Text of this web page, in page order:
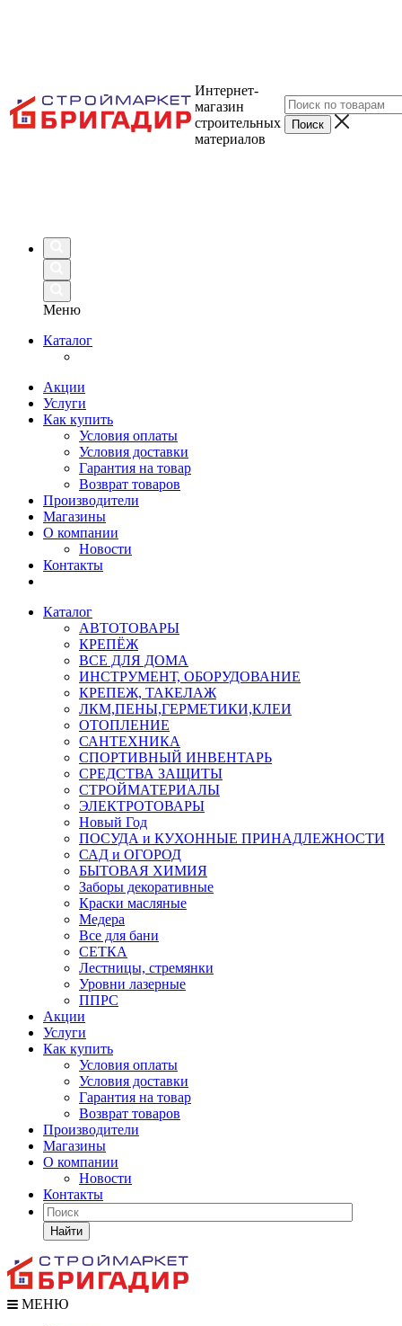
Интернет-
магазин
строительных
материалов
Меню
Каталог
Акции
Услуги
Как купить
Условия оплаты
Условия доставки
Гарантия на товар
Возврат товаров
Производители
Магазины
О компании
Новости
Контакты
Каталог
АВТОТОВАРЫ
КРЕПЁЖ
ВСЕ ДЛЯ ДОМА
ИНСТРУМЕНТ, ОБОРУДОВАНИЕ
КРЕПЕЖ, ТАКЕЛАЖ
ЛКМ,ПЕНЫ,ГЕРМЕТИКИ,КЛЕИ
ОТОПЛЕНИЕ
САНТЕХНИКА
СПОРТИВНЫЙ ИНВЕНТАРЬ
СРЕДСТВА ЗАЩИТЫ
СТРОЙМАТЕРИАЛЫ
ЭЛЕКТРОТОВАРЫ
Новый Год
ПОСУДА и КУХОННЫЕ ПРИНАДЛЕЖНОСТИ
САД и ОГОРОД
БЫТОВАЯ ХИМИЯ
Заборы декоративные
Краски масляные
Медера
Все для бани
СЕТКА
Лестницы, стремянки
Уровни лазерные
ППРС
Акции
Услуги
Как купить
Условия оплаты
Условия доставки
Гарантия на товар
Возврат товаров
Производители
Магазины
О компании
Новости
Контакты
Найти
МЕНЮ